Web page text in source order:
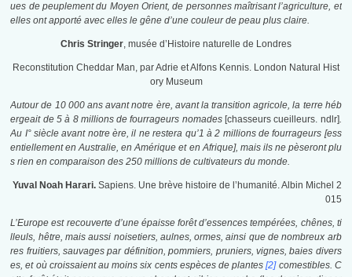
ues de peuplement du Moyen Orient, de personnes maîtrisant l’agriculture, et
elles ont apporté avec elles le gêne d’une couleur de peau plus claire.
Chris Stringer, musée d’Histoire naturelle de Londres
Reconstitution Cheddar Man, par Adrie et Alfons Kennis. London Natural Hist
ory Museum
Autour de 10 000 ans avant notre ère, avant la transition agricole, la terre héb
ergeait de 5 à 8 millions de fourrageurs nomades [chasseurs cueilleurs. ndlr].
Au I° siècle avant notre ère, il ne restera qu’1 à 2 millions de fourrageurs [ess
entiellement en Australie, en Amérique et en Afrique], mais ils ne pèseront plu
s rien en comparaison des 250 millions de cultivateurs du monde.
Yuval Noah Harari.Sapiens. Une brève histoire de l’humanité. Albin Michel 2
015
L’Europe est recouverte d’une épaisse forêt d’essences tempérées, chênes, ti
lleuls, hêtre, mais aussi noisetiers, aulnes, ormes, ainsi que de nombreux arb
res fruitiers, sauvages par définition, pommiers, pruniers, vignes, baies divers
es, et où croissaient au moins six cents espèces de plantes[2] comestibles. C